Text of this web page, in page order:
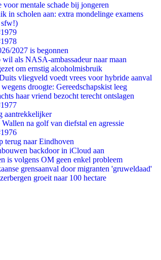
mentale schade bij jongeren
in scholen aan: extra mondelinge examens
sfw!)
2027 is begonnen
als NASA-ambassadeur naar maan
om ernstig alcoholmisbruik
vliegveld voedt vrees voor hybride aanval
droogte: Gereedschapskist leeg
haar vriend bezocht terecht ontslagen
aantrekkelijker
na golf van diefstal en agressie
terug naar Eindhoven
backdoor in iCloud aan
is volgens OM geen enkel probleem
grensaanval door migranten 'gruweldaad'
groeit naar 100 hectare